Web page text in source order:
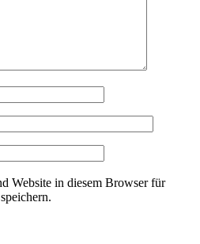
Website in diesem Browser für